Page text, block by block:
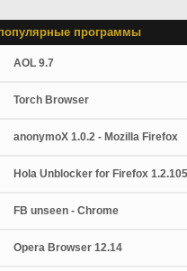
программы
AOL 9.7
Torch Browser
anonymoX 1.0.2 - Mozilla Firefox
Hola Unblocker for Firefox 1.2.105
FB unseen - Chrome
Opera Browser 12.14